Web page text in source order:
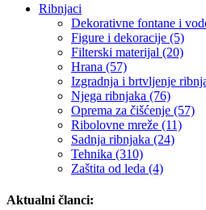
Ribnjaci
Dekorativne fontane i
Figure i dekoracije (5)
Filterski materijal (20)
Hrana (57)
Izgradnja i brtvljenje
Njega ribnjaka (76)
Oprema za čišćenje (57)
Ribolovne mreže (11)
Sadnja ribnjaka (24)
Tehnika (310)
Zaštita od leda (4)
Aktualni članci: